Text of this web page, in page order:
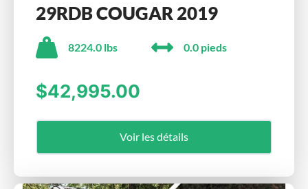
29RDB COUGAR 2019
8224.0 lbs 0.0 pieds
$42,995.00
Voir les détails